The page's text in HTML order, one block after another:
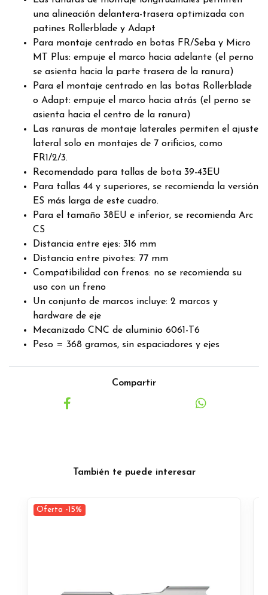
una alineación delantera-trasera optimizada con
patines Rollerblade y Adapt
Para montaje centrado en botas FR/Seba y Micro
MT Plus: empuje el marco hacia adelante (el perno
se asienta hacia la parte trasera de la ranura)
Para el montaje centrado en las botas Rollerblade
o Adapt: empuje el marco hacia atrás (el perno se
asienta hacia el centro de la ranura)
Las ranuras de montaje laterales permiten el ajuste
lateral solo en montajes de 7 orificios, como
FR1/2/3.
Recomendado para tallas de bota 39-43EU
Para tallas 44 y superiores, se recomienda la versión
ES más larga de este cuadro.
Para el tamaño 38EU e inferior, se recomienda Arc
CS
Distancia entre ejes: 316 mm
Distancia entre pivotes: 77 mm
Compatibilidad con frenos: no se recomienda su
uso con un freno
Un conjunto de marcos incluye: 2 marcos y
hardware de eje
Mecanizado CNC de aluminio 6061-T6
Peso = 368 gramos, sin espaciadores y ejes
Compartir
También te puede interesar
Oferta -15%